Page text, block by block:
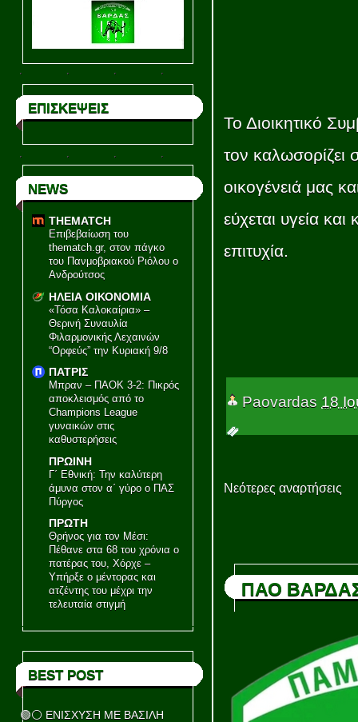
ΕΠΙΣΚΕΨΕΙΣ
NEWS
THEMATCH
Επιβεβαίωση του
thematch.gr, στον πάγκο
του Πανμοβριακού Ριόλου ο
Ανδρούτσος
ΗΛΕΙΑ ΟΙΚΟΝΟΜΙΑ
«Τόσα Καλοκαίρια» –
Θερινή Συναυλία
Φιλαρμονικής Λεχαινών
“Ορφεύς” την Κυριακή 9/8
ΠΑΤΡΙΣ
Μπραν – ΠΑΟΚ 3-2: Πικρός
αποκλεισμός από το
Champions League
γυναικών στις
καθυστερήσεις
ΠΡΩΙΝΗ
Γ΄ Εθνική: Την καλύτερη
άμυνα στον α΄ γύρο ο ΠΑΣ
Πύργος
ΠΡΩΤΗ
Θρήνος για τον Μέσι:
Πέθανε στα 68 του χρόνια ο
πατέρας του, Χόρχε –
Υπήρξε ο μέντορας και
ατζέντης του μέχρι την
τελευταία στιγμή
BEST POST
🟢⚪ ΕΝΙΣΧΥΣΗ ΜΕ ΒΑΣΙΛΗ
Το Διοικητικό
τον καλωσορίζει
οικογένειά μας
εύχεται υγεία και
επιτυχία.
Paovardas 18
Νεότερες αναρτήσεις
ΠΑΟ